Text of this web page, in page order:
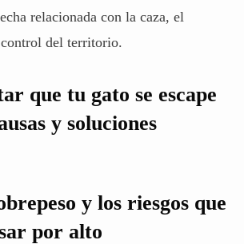
relacionada con la caza, el
del territorio.
que tu gato se escape
y soluciones
y los riesgos que
por alto